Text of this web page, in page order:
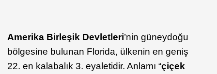
Amerika Birleşik Devletleri’nin güneydoğu
bölgesine bulunan Florida, ülkenin en geniş
22. en kalabalık 3. eyaletidir. Anlamı “çiçek